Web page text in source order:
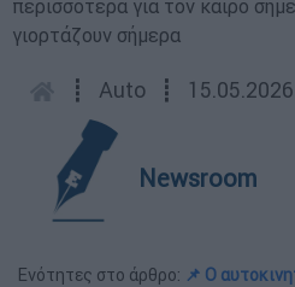
περισσότερα για τον καιρό
γιορτάζουν σήμερα
┋ Auto ┋
Newsroom
Ενότητες στο άρθρο: 📌 Ο